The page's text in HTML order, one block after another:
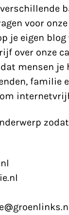
voor onze
je eigen blog
over onze
mensen je
familie